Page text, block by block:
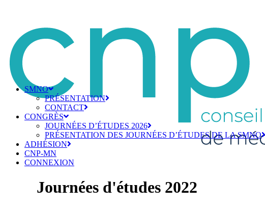
SMNO
PRÉSENTATION
CONTACT
CONGRÈS
JOURNÉES D’ÉTUDES 2026
PRÉSENTATION DES JOURNÉES D’ÉTUDES DE LA SMNO
ADHÉSION
CNP-MN
CONNEXION
Journées d'études 2022